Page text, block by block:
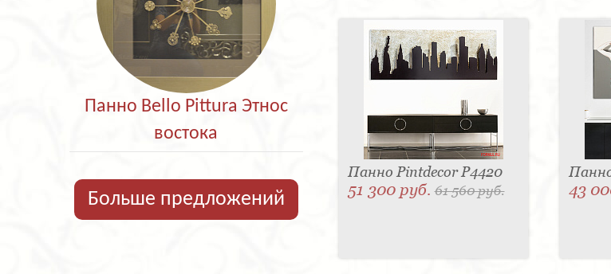
Панно Bello Pittura Этнос
востока
Больше предложений
Панно Pintdecor P4420
51 300 руб.61 560 руб. 43